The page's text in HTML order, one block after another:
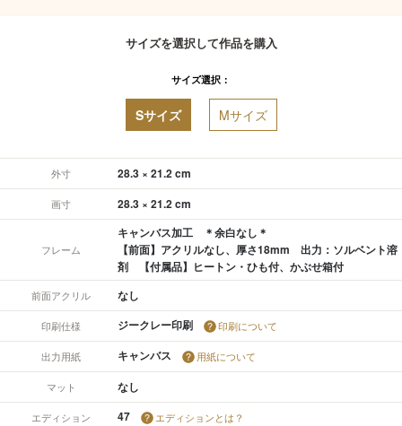
サイズを選択して作品を購入
サイズ選択：
Sサイズ Mサイズ
外寸 28.3 × 21.2 cm
画寸 28.3 × 21.2 cm
フレーム
キャンバス加工 ＊余白なし＊
【前面】アクリルなし、厚さ18mm 出力：ソルベント溶
剤 【付属品】ヒートン・ひも付、かぶせ箱付
前面アクリル なし
印刷仕様 ジークレー印刷 印刷について
出力用紙 キャンバス 用紙について
マット なし
エディション 47 エディションとは？